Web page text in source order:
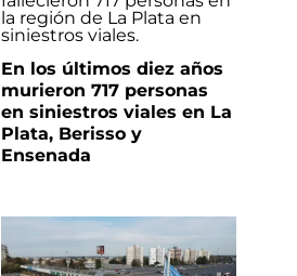
En los últimos diez años
murieron 717 personas
en siniestros viales en La
Plata, Berisso y
Ensenada